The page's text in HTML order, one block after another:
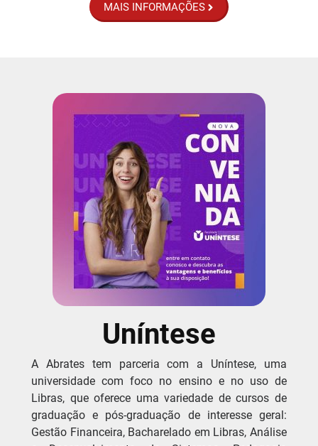
MAIS INFORMAÇÕES
Uníntese
A Abrates tem parceria com a Uníntese, uma
universidade com foco no ensino e no uso de
Libras, que oferece uma variedade de cursos de
graduação e pós-graduação de interesse geral:
Gestão Financeira, Bacharelado em Libras, Análise